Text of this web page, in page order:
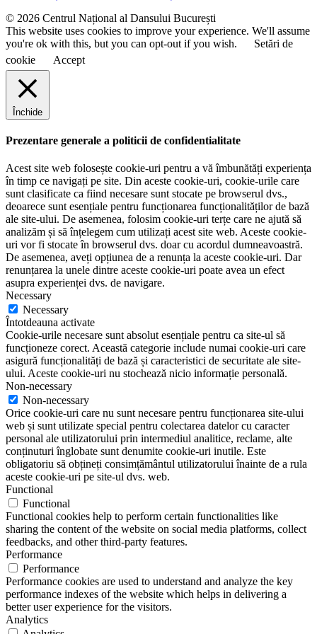
© 2026 Centrul Național al Dansului București
This website uses cookies to improve your experience. We'll assume
you're ok with this, but you can opt-out if you wish.
Setări de
cookie
Accept
Închide
Prezentare generale a politicii de confidentialitate
Acest site web folosește cookie-uri pentru a vă îmbunătăți experiența
în timp ce navigați pe site. Din aceste cookie-uri, cookie-urile care
sunt clasificate ca fiind necesare sunt stocate pe browserul dvs.,
deoarece sunt esențiale pentru funcționarea funcționalităților de bază
ale site-ului. De asemenea, folosim cookie-uri terțe care ne ajută să
analizăm și să înțelegem cum utilizați acest site web. Aceste cookie-
uri vor fi stocate în browserul dvs. doar cu acordul dumneavoastră.
De asemenea, aveți opțiunea de a renunța la aceste cookie-uri. Dar
renunțarea la unele dintre aceste cookie-uri poate avea un efect
asupra experienței dvs. de navigare.
Necessary
Necessary
Întotdeauna activate
Cookie-urile necesare sunt absolut esențiale pentru ca site-ul să
funcționeze corect. Această categorie include numai cookie-uri care
asigură funcționalități de bază și caracteristici de securitate ale site-
ului. Aceste cookie-uri nu stochează nicio informație personală.
Non-necessary
Non-necessary
Orice cookie-uri care nu sunt necesare pentru funcționarea site-ului
web și sunt utilizate special pentru colectarea datelor cu caracter
personal ale utilizatorului prin intermediul analitice, reclame, alte
conținuturi înglobate sunt denumite cookie-uri inutile. Este
obligatoriu să obțineți consimțământul utilizatorului înainte de a rula
aceste cookie-uri pe site-ul dvs. web.
Functional
Functional
Functional cookies help to perform certain functionalities like
sharing the content of the website on social media platforms, collect
feedbacks, and other third-party features.
Performance
Performance
Performance cookies are used to understand and analyze the key
performance indexes of the website which helps in delivering a
better user experience for the visitors.
Analytics